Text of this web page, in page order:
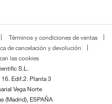
Términos y condiciones de ventas
de cancelación y devolución
las cookies
S.L.
Edif.2. Planta 3
Vega Norte
(Madrid), ESPAÑA